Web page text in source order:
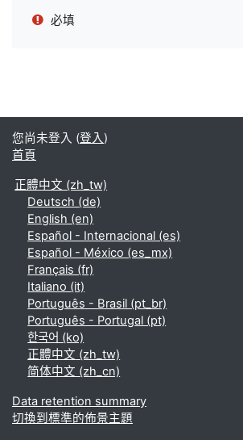
必填
您尚未登入 (登入)
首頁
正體中文 ‎(zh_tw)‎
Deutsch ‎(de)‎
English ‎(en)‎
Español - Internacional ‎(es)‎
Español - México ‎(es_mx)‎
Français ‎(fr)‎
Italiano ‎(it)‎
Português - Brasil ‎(pt_br)‎
Português - Portugal ‎(pt)‎
한국어 ‎(ko)‎
正體中文 ‎(zh_tw)‎
简体中文 ‎(zh_cn)‎
Data retention summary
切換到標準的佈景主題